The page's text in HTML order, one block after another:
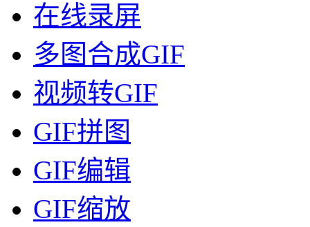
在线录屏
多图合成GIF
视频转GIF
GIF拼图
GIF编辑
GIF缩放